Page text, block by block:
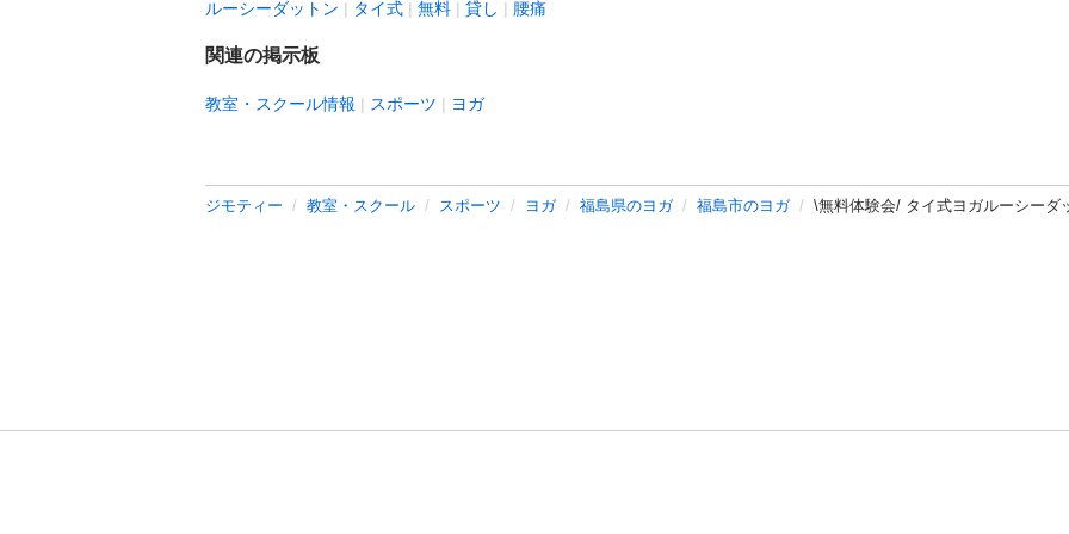
ルーシーダットン タイ式 無料 貸し 腰痛
関連の掲示板
教室・スクール情報 スポーツ ヨガ
ジモティー 教室・スクール スポーツ ヨガ 福島県のヨガ 福島市のヨガ \無料体験会/ タイ式ヨガルーシーダ